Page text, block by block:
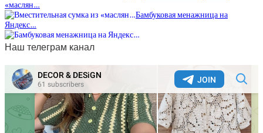
«маслян…
Бамбуковая менажница на
Яндекс…
Наш телеграм канал